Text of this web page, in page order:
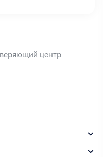
центр